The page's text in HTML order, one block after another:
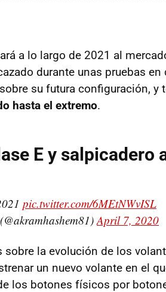
a lo largo de 2021 al
durante unas pruebas
su futura configuración, y
hasta el extremo.
E y salpicadero
pic.twitter.com/6MEtNWvISL
April 7, 2020
sobre la evolución de los
un nuevo volante en el
los botones físicos por